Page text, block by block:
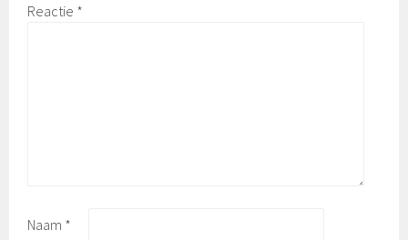
Reactie *
Naam *